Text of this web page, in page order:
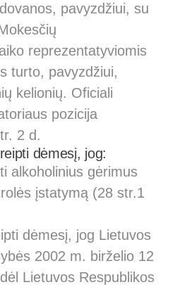
pavyzdžiui, su
reprezentatyviomis
turto, pavyzdžiui,
kelionių. Oficiali
pozicija
2 d.
dėmesį, jog:
alkoholinius gėrimus
įstatymą (28 str.1
dėmesį, jog Lietuvos
2002 m. birželio 12
Lietuvos Respublikos